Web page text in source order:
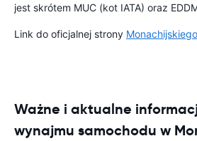
jest skrótem MUC (kot IATA) oraz
Link do oficjalnej strony
Ważne i aktualne
wynajmu samochodu w